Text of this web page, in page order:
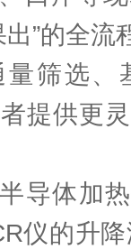
”的全流
筛选、
提供更
导体加
仪的升